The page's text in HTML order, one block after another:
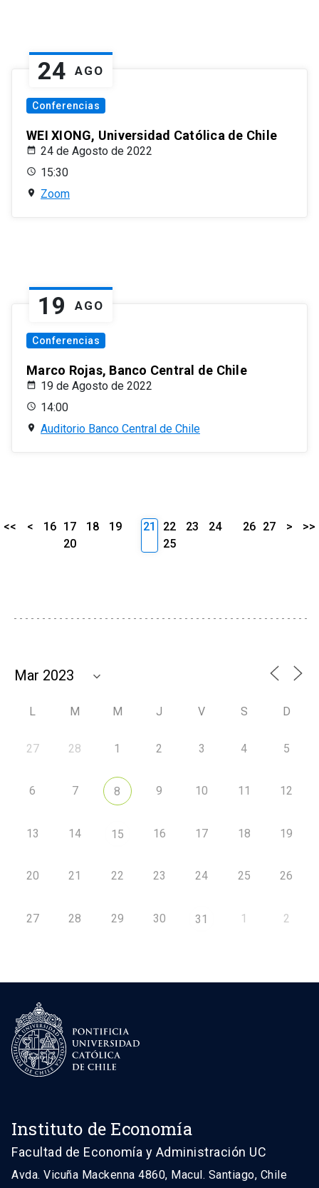
24 AGO
Conferencias
WEI XIONG, Universidad Católica de Chile
24 de Agosto de 2022
15:30
Zoom
19 AGO
Conferencias
Marco Rojas, Banco Central de Chile
19 de Agosto de 2022
14:00
Auditorio Banco Central de Chile
<< < 16 17 18
19
20
21 22 23
24
25
26 27 > >>
L M M J V S D
27 28 1 2 3 4 5
6 7 8 9 10 11 12
13 14 15 16 17 18 19
20 21 22 23 24 25 26
27 28 29 30 31 1 2
Instituto de Economía
Facultad de Economía y Administración UC
Avda. Vicuña Mackenna 4860, Macul. Santiago, Chile